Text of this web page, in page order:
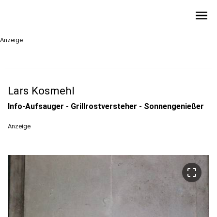
menu
Anzeige
Lars Kosmehl
Info-Aufsauger - Grillrostversteher - Sonnengenießer
Anzeige
crop_free